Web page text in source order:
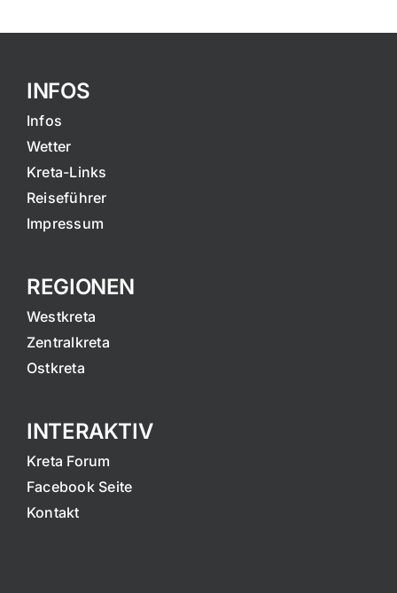
INFOS
Infos
Wetter
Kreta-Links
Reiseführer
Impressum
REGIONEN
Westkreta
Zentralkreta
Ostkreta
INTERAKTIV
Kreta Forum
Facebook Seite
Kontakt